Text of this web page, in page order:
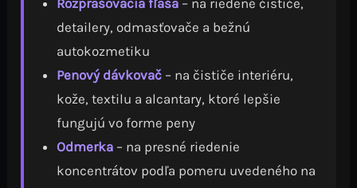
detailery, odmasťovače a bežnú
autokozmetiku
Penový dávkovač– na čističe interiéru,
kože, textilu a alcantary, ktoré lepšie
fungujú vo forme peny
Odmerka– na presné riedenie
koncentrátov podľa pomeru uvedeného na